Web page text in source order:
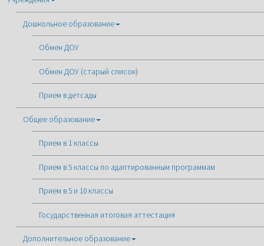
Дошкольное образование
Обмен ДОУ
Обмен ДОУ (старый список)
Прием в детсады
Общее образование
Прием в 1 классы
Прием в 5 классы по адаптированным программам
Прием в 5 и 10 классы
Государственная итоговая аттестация
Дополнительное образование